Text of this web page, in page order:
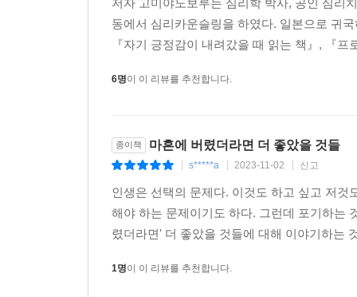
3. 마음을 안정된 상태로 만든다
하지만 불안, 분노, 후회를 느끼는 마음으로는
살아가는 일, 그것을 통해 타인에게 공헌하는 일
대가이자 뛰어난 치료사, 철학자인 존 F. 디마티니
5. 감사하며 살아간다
현재에 대해서도, 과거에 대해서도 감사하며 살아
저자 고미야노보루는 심리학 박사, 공인 심리
동에서 심리카운슬링을 하였다. 일본으로 귀
『자기 긍정감이 내려갔을 때 읽는 책』, 『
6명이 이 리뷰를 추천합니다.
종이책 마흔에 버렸더라면 더 좋았을 것들
s*****a 2023-11-02 신고
인생은 선택의 문제다. 이것도 하고 싶고 저
해야 하는 문제이기도 하다. 그런데 포기하는
렸더라면' 더 좋았을 것들에 대해 이야기하는
1명이 이 리뷰를 추천합니다.